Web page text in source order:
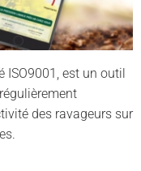
ISO9001, est un outil
des ravageurs sur